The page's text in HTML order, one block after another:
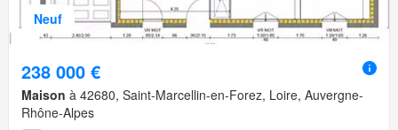
Neuf
238 000 €
Maison à 42680, Saint-Marcellin-en-Forez, Loire, Auvergne-
Rhône-Alpes